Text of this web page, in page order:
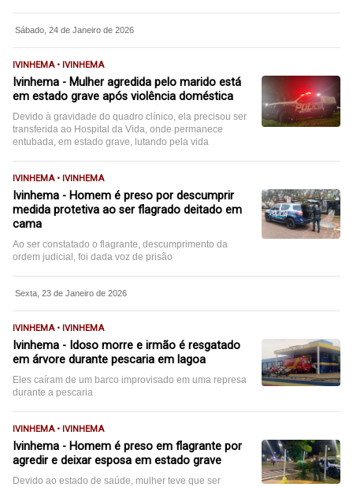
Sábado, 24 de Janeiro de 2026
IVINHEMA • IVINHEMA
Ivinhema - Mulher agredida pelo marido está
em estado grave após violência doméstica
Devido à gravidade do quadro clínico, ela precisou ser
transferida ao Hospital da Vida, onde permanece
entubada, em estado grave, lutando pela vida
IVINHEMA • IVINHEMA
Ivinhema - Homem é preso por descumprir
medida protetiva ao ser flagrado deitado em
cama
Ao ser constatado o flagrante, descumprimento da
ordem judicial, foi dada voz de prisão
Sexta, 23 de Janeiro de 2026
IVINHEMA • IVINHEMA
Ivinhema - Idoso morre e irmão é resgatado
em árvore durante pescaria em lagoa
Eles caíram de um barco improvisado em uma represa
durante a pescaria
IVINHEMA • IVINHEMA
Ivinhema - Homem é preso em flagrante por
agredir e deixar esposa em estado grave
Devido ao estado de saúde, mulher teve que ser